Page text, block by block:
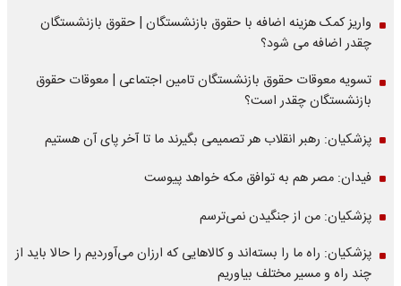
واریز کمک هزینه اضافه با حقوق بازنشستگان | حقوق بازنشستگان
چقدر اضافه می شود؟
تسویه معوقات حقوق بازنشستگان تامین اجتماعی | معوقات حقوق
بازنشستگان چقدر است؟
پزشکیان: رهبر انقلاب هر تصمیمی بگیرند ما تا آخر پای آن هستیم
فیدان: مصر هم به توافق مکه خواهد پیوست
پزشکیان: من از جنگیدن نمی‌ترسم
پزشکیان: راه ما را بسته‌اند و کالاهایی که ارزان می‌آوردیم را حالا باید از
چند راه و مسیر مختلف بیاوریم